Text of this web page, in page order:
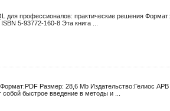
для профессионалов: практические решения Формат:
5-93772-160-8 Эта книга ...
Размер: 28,6 Mb Издательство:Гелиос АРВ
быстрое введение в методы и ...